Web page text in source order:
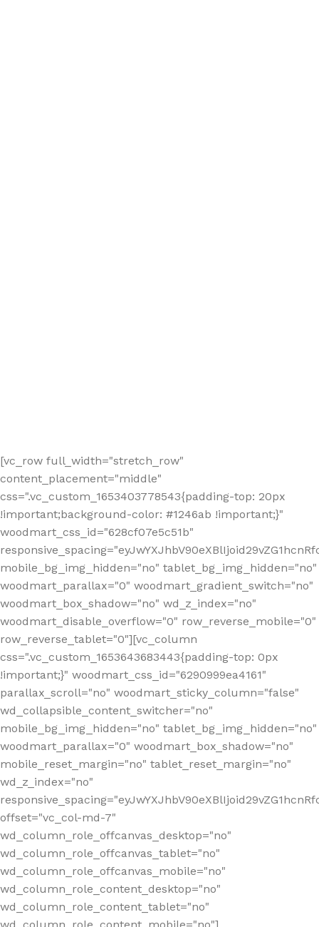
[vc_row full_width="stretch_row"
content_placement="middle"
css=".vc_custom_1653403778543{padding-top: 20px
!important;background-color: #1246ab !important;}"
woodmart_css_id="628cf07e5c51b"
mobile_bg_img_hidden="no" tablet_bg_img_hidden="no"
woodmart_parallax="0" woodmart_gradient_switch="no"
woodmart_box_shadow="no" wd_z_index="no"
woodmart_disable_overflow="0" row_reverse_mobile="0"
row_reverse_tablet="0"][vc_column
css=".vc_custom_1653643683443{padding-top: 0px
!important;}" woodmart_css_id="6290999ea4161"
parallax_scroll="no" woodmart_sticky_column="false"
wd_collapsible_content_switcher="no"
mobile_bg_img_hidden="no" tablet_bg_img_hidden="no"
woodmart_parallax="0" woodmart_box_shadow="no"
mobile_reset_margin="no" tablet_reset_margin="no"
wd_z_index="no"
offset="vc_col-md-7"
wd_column_role_offcanvas_desktop="no"
wd_column_role_offcanvas_tablet="no"
wd_column_role_offcanvas_mobile="no"
wd_column_role_content_desktop="no"
wd_column_role_content_tablet="no"